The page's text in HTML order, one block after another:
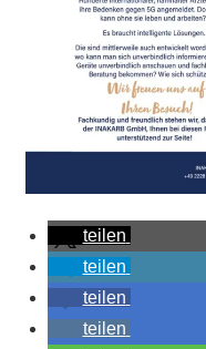
teilen
teilen
teilen
teilen